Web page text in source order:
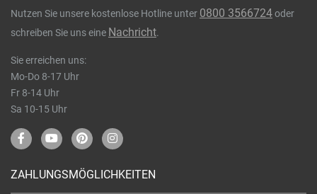
Nutzen Sie unsere kostenlose Hotline unter 0800 3566724oder
schreiben Sie uns eine Nachricht.
Sie erreichen uns:
Mo-Do 8-17 Uhr
Fr 8-14 Uhr
Sa 10-15 Uhr
ZAHLUNGSMÖGLICHKEITEN